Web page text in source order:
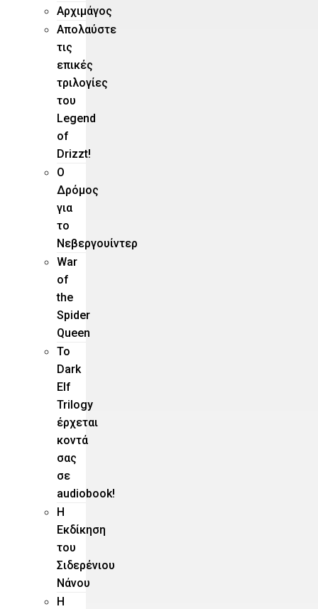
Αρχιμάγος
Aπολαύστε
τις
επικές
τριλογίες
του
Legend
of
Drizzt!
O
Δρόμος
για
το
Νεβεργουίντερ
War
of
the
Spider
Queen
Το
Dark
Elf
Trilogy
έρχεται
κοντά
σας
σε
audiobook!
Η
Εκδίκηση
του
Σιδερένιου
Νάνου
Η